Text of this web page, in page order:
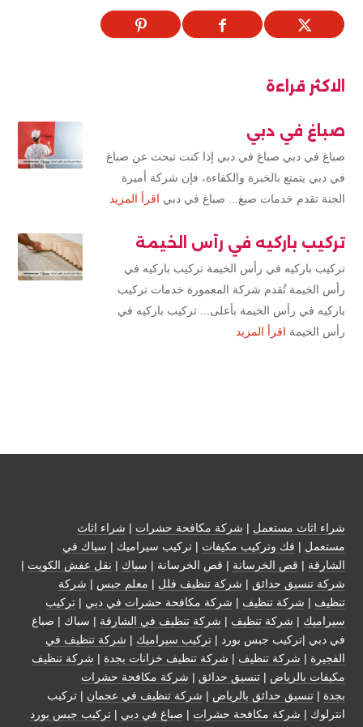
الاكثر قراءة
صباغ في دبي
صباغ في دبي صباغ في دبي إذا كنت تبحث عن صباغ
في دبي يتمتع بالخبرة والكفاءة، فإن شركة أميرة
الجنة تقدم خدمات صبغ... صباغ في دبي اقرأ المزيد
تركيب باركيه في رأس الخيمة
تركيب باركيه في رأس الخيمة تركيب باركيه في
رأس الخيمة تُقدم شركة المعمورة خدمات تركيب
باركيه في رأس الخيمة بأعلى... تركيب باركيه في
رأس الخيمة اقرأ المزيد
شراء اثاث مستعمل | شركة مكافحة حشرات | شراء اثاث
مستعمل | فك وتركيب مكيفات | تركيب سيراميك | سباك في
الشارقة | قص الخرسانة | قص الخرسانة | سباك | نقل عفش الكويت |
شركة تنسيق حدائق | شركة تنظيف فلل | معلم جبس | شركة
تنظيف | شركة تنظيف | شركة مكافحة حشرات في دبي | تركيب
سيراميك | شركة تنظيف | شركة تنظيف في الشارقة | سباك | صباغ
في دبي |تركيب جبس بورد | تركيب سيراميك | شركة تنظيف في
الفجيرة | شركة تنظيف | شركة تنظيف خزانات بجدة | شركة تنظيف
مكيفات بالرياض | تنسيق حدائق | شركة مكافحة حشرات
بجدة | تنسيق حدائق بالرياض | شركة تنظيف في عجمان | تركيب
انترلوك | شركة مكافحة حشرات | صباغ في دبي | تركيب جبس بورد